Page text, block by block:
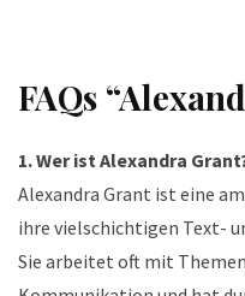
FAQs
1. Wer ist Alexandra
Alexandra Grant ist eine
ihre vielschichtigen Text-
Sie arbeitet oft mit